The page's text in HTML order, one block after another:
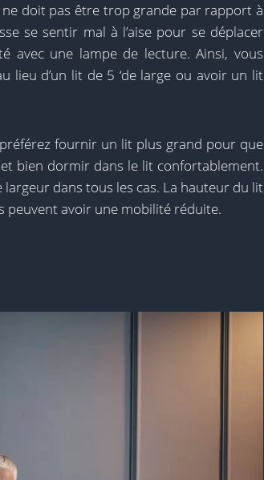
doit pas être trop grande par rapport à
se sentir mal à l’aise pour se déplacer
avec une lampe de lecture. Ainsi, vous
lieu d’un lit de 5 ‘de large ou avoir un lit
fournir un lit plus grand pour que
bien dormir dans le lit confortablement.
dans tous les cas. La hauteur du lit
peuvent avoir une mobilité réduite.